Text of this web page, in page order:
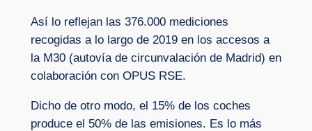
Así lo reflejan las 376.000 mediciones
recogidas a lo largo de 2019 en los accesos a
la M30 (autovía de circunvalación de Madrid) en
colaboración con OPUS RSE.
Dicho de otro modo, el 15% de los coches
produce el 50% de las emisiones. Es lo más